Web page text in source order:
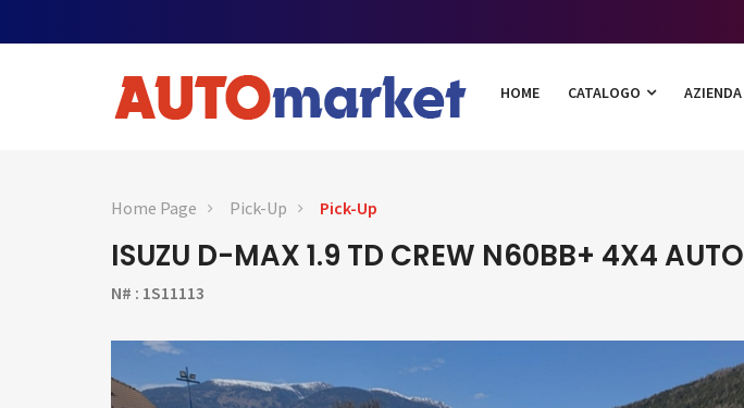
HOME CATALOGO AZIENDA
Home Page Pick-Up Pick-Up
ISUZU D-MAX 1.9 TD CREW N60BB+ 4X4 AUTO
N# : 1S11113